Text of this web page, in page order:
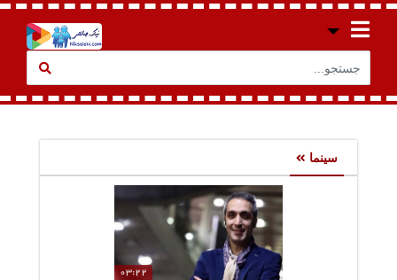
سینما
03:22